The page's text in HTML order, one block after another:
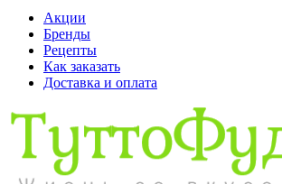
Акции
Бренды
Рецепты
Как заказать
Доставка и оплата